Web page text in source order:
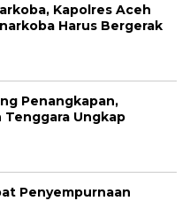
Kapolres Aceh
Harus Bergerak
Penangkapan,
Ungkap
Penyempurnaan